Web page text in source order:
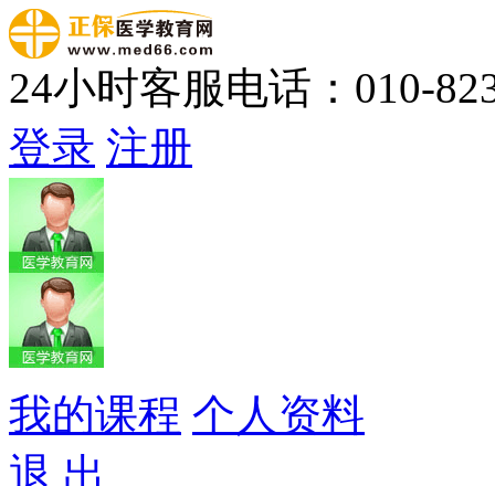
24小时客服电话：010-
登录 注册
我的课程 个人资料
退 出